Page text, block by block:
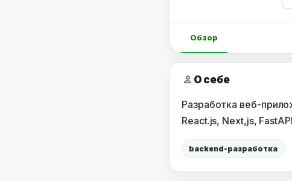
Обзор
person О себе
Разработка веб-
React.js, Next,js,
backend-разработка